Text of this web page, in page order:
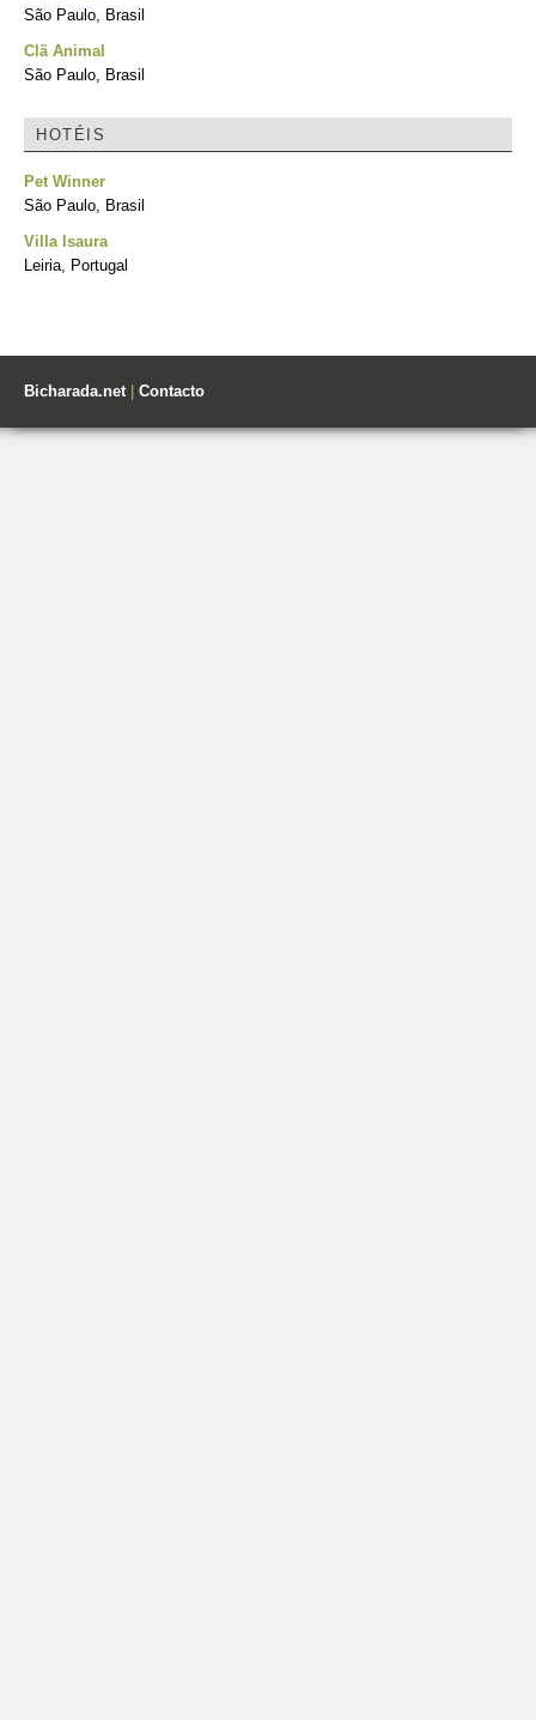
São Paulo, Brasil
Clã Animal
São Paulo, Brasil
HOTÉIS
Pet Winner
São Paulo, Brasil
Villa Isaura
Leiria, Portugal
Bicharada.net| Contacto